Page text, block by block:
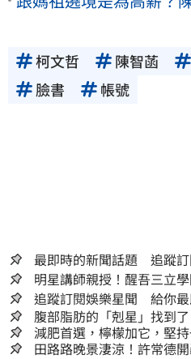
柯文哲 陳智菡
臉書
帳號
最即時的新聞話題 追蹤訂
明星講師親授！醒吾三立
追蹤訂閱娛樂星聞 給你
腹部脂肪的「剋星」找到
囊，瘦出小蠻腰
減肥首選，檸檬加它，堅
人生
田路路晚景淒涼！許常德